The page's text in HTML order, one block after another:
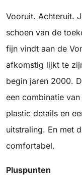
Vooruit. Achteruit.
schoen van de
fijn vindt aan de
afkomstig lijkt te
begin jaren 2000.
een combinatie
plastic details en
uitstraling. En met
comfortabel.
Pluspunten